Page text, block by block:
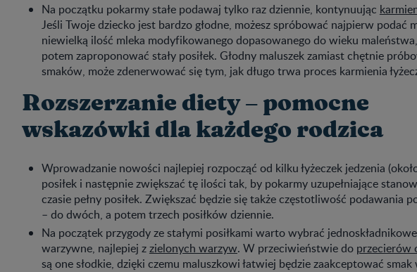
Na początku pokarmy stałe podawaj tylko raz dziennie, kontynuując
Jeśli Twoje dziecko jest bardzo głodne, możesz spróbować najpierw podać
niewielką ilość mleka modyfikowanego dopasowanego do wieku
potem zaproponować stały posiłek. Głodny maluszek zamiast chętnie
smaków, może zdenerwować się tym, jak długo trwa proces karmienia
Rozszerzanie diety – pomocne
wskazówki dla każdego rodzica
Wprowadzanie nowości najlepiej rozpocząć od kilku łyżeczek jedzenia
posiłek i następnie zwiększać tę ilości tak, by pokarmy uzupełniające
czasie pełny posiłek. Zwiększać będzie się także częstotliwość podawania
– do dwóch, a potem trzech posiłków dziennie.
Na początek przygody ze stałymi posiłkami warto wybrać
warzywne, najlepiej zzielonych warzyw. W przeciwieństwie do przecierów
są one słodkie, dzięki czemu maluszkowi łatwiej będzie zaakceptować